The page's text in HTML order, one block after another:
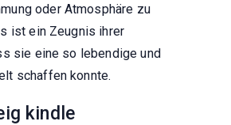
oder Atmosphäre zu
ist ein Zeugnis ihrer
sie eine so lebendige und
schaffen konnte.
kindle